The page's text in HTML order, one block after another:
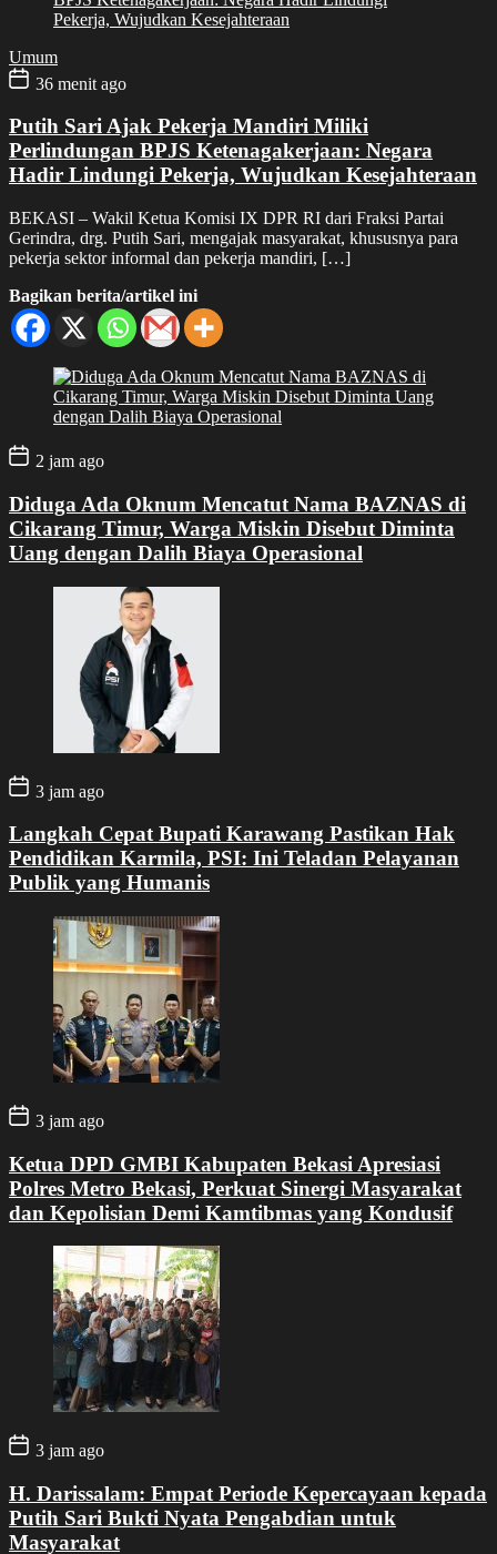
Umum
36 menit ago
Putih Sari Ajak Pekerja Mandiri Miliki
Perlindungan BPJS Ketenagakerjaan: Negara
Hadir Lindungi Pekerja, Wujudkan Kesejahteraan
BEKASI – Wakil Ketua Komisi IX DPR RI dari Fraksi Partai
Gerindra, drg. Putih Sari, mengajak masyarakat, khususnya para
pekerja sektor informal dan pekerja mandiri, […]
Bagikan berita/artikel ini
2 jam ago
Diduga Ada Oknum Mencatut Nama BAZNAS di
Cikarang Timur, Warga Miskin Disebut Diminta
Uang dengan Dalih Biaya Operasional
3 jam ago
Langkah Cepat Bupati Karawang Pastikan Hak
Pendidikan Karmila, PSI: Ini Teladan Pelayanan
Publik yang Humanis
3 jam ago
Ketua DPD GMBI Kabupaten Bekasi Apresiasi
Polres Metro Bekasi, Perkuat Sinergi Masyarakat
dan Kepolisian Demi Kamtibmas yang Kondusif
3 jam ago
H. Darissalam: Empat Periode Kepercayaan kepada
Putih Sari Bukti Nyata Pengabdian untuk
Masyarakat